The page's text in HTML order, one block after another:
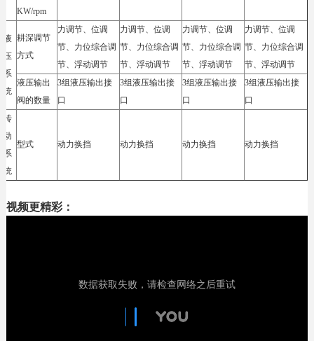
KW/rpm
液
压
系
统
耕深调节
方式
力调节、位调
节、力位综合调
节、浮动调节
力调节、位调
节、力位综合调
节、浮动调节
力调节、位调
节、力位综合调
节、浮动调节
力调节、位调
节、力位综合调
节、浮动调节
液压输出
阀的数量
3组液压输出接
口
3组液压输出接
口
3组液压输出接
口
3组液压输出接
口
传
动
系
统
型式 动力换挡 动力换挡 动力换挡 动力换挡
视频更精彩：